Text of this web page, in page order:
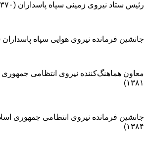
رئیس ستاد نیروی زمینی سپاه پاسداران (۱۳۷۰–۱۳۷۶)
جانشین فرمانده نیروی هوایی سپاه پاسداران
۱۳۸۱)
۱۳۸۴)